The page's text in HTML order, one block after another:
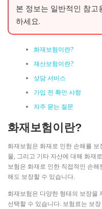
본 정보는 일반적인 참
하세요.
화재보험이란?
재산보험이란?
상담 서비스
가입 전 확인 사항
자주 묻는 질문
화재보험이란?
화재보험은 화재로 인한 손해를
물, 그리고 기타 자산에 대해 화재
보험은 화재로 인한 직접적인 손
해도 보장할 수 있습니다.
화재보험은 다양한 형태의 보장을
선택할 수 있습니다. 보험료는 보